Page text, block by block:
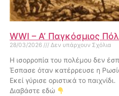
WWI – Α’ Παγκόσμιος
28/03/2026 Δεν υπάρχουν Σχόλια
Η ισορροπία του πολέμου δεν
Έσπασε όταν κατέρρευσε η
Εκεί γύρισε οριστικά το παιχνίδι.
Διαβάστε εδώ